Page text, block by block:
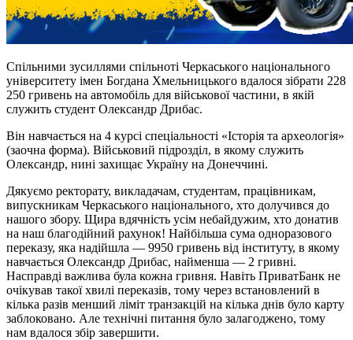
Спільними зусиллями спільноті Черкаського національного
університету імен Богдана Хмельницького вдалося зібрати 228
250 гривень на автомобіль для військової частини, в якій
служить студент Олександр Дрибас.
Він навчається на 4 курсі спеціальності «Історія та археологія»
(заочна форма). Військовий підрозділ, в якому служить
Олександр, нині захищає Україну на Донеччині.
Дякуємо ректорату, викладачам, студентам, працівникам,
випускникам Черкаського національного, хто долучився до
нашого збору. Щира вдячність усім небайдужим, хто донатив
на наш благодійний рахунок! Найбільша сума одноразового
переказу, яка надійшла — 9950 гривень від інституту, в якому
навчається Олександр Дрибас, найменша — 2 гривні.
Насправді важлива була кожна гривня. Навіть ПриватБанк не
очікував такої хвилі переказів, тому через встановлений в
кілька разів менший ліміт транзакцій на кілька днів було карту
заблоковано. Але технічні питання було залагоджено, тому
нам вдалося збір завершити.